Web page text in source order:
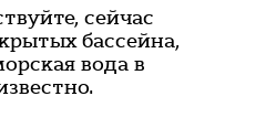
сейчас
бассейна,
вода в